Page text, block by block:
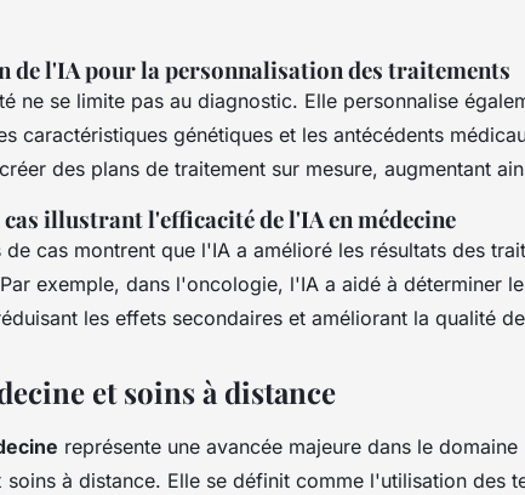
de l'IA pour la personnalisation des traitements
ne se limite pas au diagnostic. Elle personnalise
caractéristiques génétiques et les antécédents
des plans de traitement sur mesure, augmentant
cas illustrant l'efficacité de l'IA en médecine
de cas montrent que l'IA a amélioré les résultats des
exemple, dans l'oncologie, l'IA a aidé à déterminer
les effets secondaires et améliorant la qualité
et soins à distance
représente une avancée majeure dans le
soins à distance. Elle se définit comme l'utilisation des